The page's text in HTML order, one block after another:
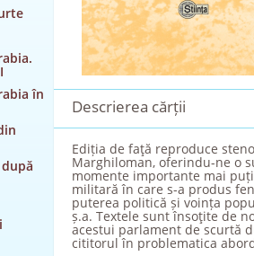
în
Descrierea cărții
Ediția de faţă reproduce
Marghiloman, oferindu-ne o
momente importante mai
militară în care s-a produs
puterea politică și voința
ș.a. Textele sunt însoţite de
acestui parlament de scurtă
cititorul în problematica